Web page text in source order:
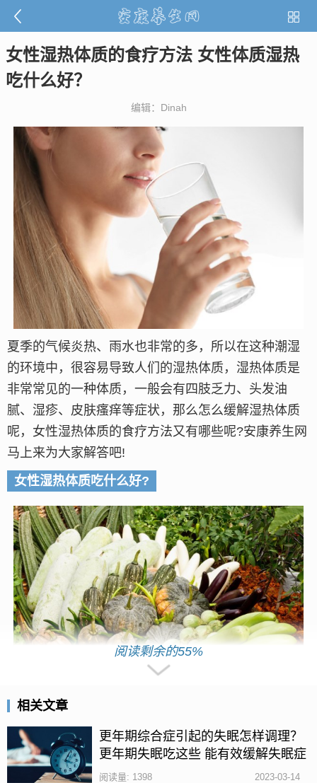
女性湿热体质的食疗方法 女性体质湿热
吃什么好？
编辑：Dinah
夏季的气候炎热、雨水也非常的多，所以在这种潮湿
的环境中，很容易导致人们的湿热体质，湿热体质是
非常常见的一种体质，一般会有四肢乏力、头发油
腻、湿疹、皮肤瘙痒等症状，那么怎么缓解湿热体质
呢，女性湿热体质的食疗方法又有哪些呢?安康养生网
马上来为大家解答吧!
女性湿热体质吃什么好?
冬瓜是大家熟悉的一种营养蔬菜，性凉，具有极好的
利水消肿、清热解毒等作用，非常适合湿热体质的女
阅读剩余的55%
相关文章
更年期综合症引起的失眠怎样调理？
更年期失眠吃这些 能有效缓解失眠症
状
2023-03-14
阅读量: 1398